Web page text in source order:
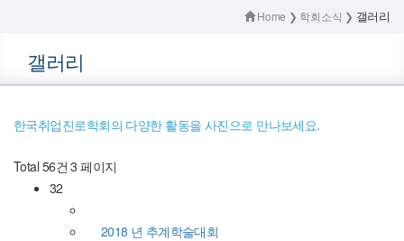
Home ❯ 학회소식 ❯ 갤러리
갤러리
한국취업진로학회의 다양한 활동을 사진으로 만나보세요.
Total 56건 3 페이지
32
2018 년 추계학술대회